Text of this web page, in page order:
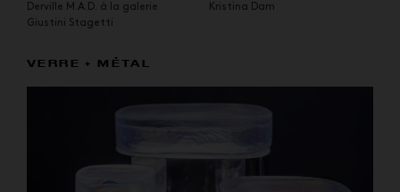
Derville M.A.D. à la galerie
Giustini Stagetti
Kristina Dam
VERRE + MÉTAL